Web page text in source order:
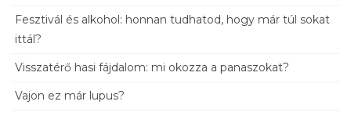
Fesztivál és alkohol: honnan tudhatod, hogy már túl sokat
ittál?
Visszatérő hasi fájdalom: mi okozza a panaszokat?
Vajon ez már lupus?